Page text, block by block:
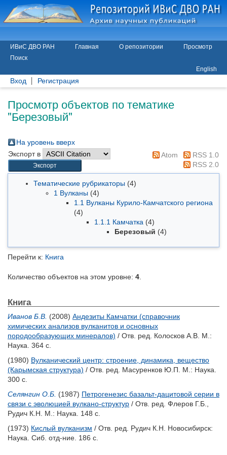
ИВиС ДВО РАН Главная О репозитории
Просмотр
Поиск
English
Вход Регистрация
Просмотр объектов по тематике
"Березовый"
На уровень вверх
Экспорт в
Atom
RSS 1.0
RSS 2.0
Тематические рубрикаторы (4)
1 Вулканы (4)
1.1 Вулканы Курило-Камчатского региона
(4)
1.1.1 Камчатка (4)
Березовый (4)
Перейти к: Книга
Количество объектов на этом уровне: 4
Книга
Иванов Б.В. (2008) Андезиты Камчатки (справочник
химических анализов вулканитов и основных
породообразующих минералов) / Отв. ред. Колосков А.В. М.:
Наука. 364 с.
(1980) Вулканический центр: строение, динамика, вещество
(Карымская структура) / Отв. ред. Масуренков Ю.П.
М.: Наука.
300 с.
Селянгин О.Б. (1987) Петрогенезис базальт-дацитовой серии в
связи с эволюцией вулкано-структур / Отв. ред. Флеров Г.Б.
Рудич К.Н.
М.: Наука. 148 с.
(1973) Кислый вулканизм / Отв. ред. Рудич К.Н.
Новосибирск:
Наука. Сиб. отд-ние. 186 с.